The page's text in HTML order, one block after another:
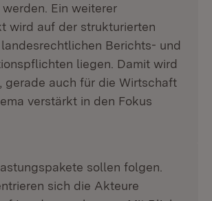
Ein weiterer
wird auf der strukturierten
Berichts- und
liegen. Damit wird
gerade auch für die Wirtschaft
verstärkt in den Fokus
sollen folgen.
sich die Akteure